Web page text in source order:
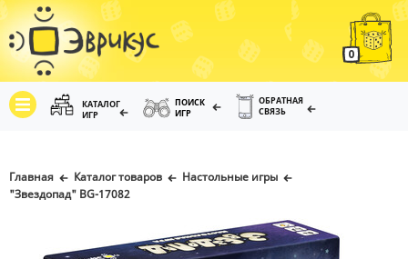
0
КАТАЛОГ
ИГР
ПОИСК
ИГР
ОБРАТНАЯ
СВЯЗЬ
Главная Каталог товаров
Настольные игры
"Звездопад" BG-17082